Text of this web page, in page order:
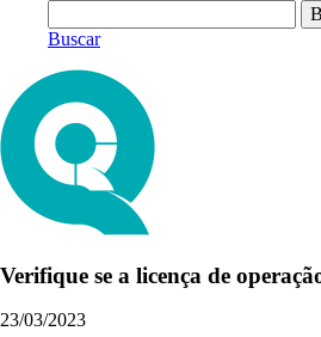
Buscar
Verifique se a licença de
23/03/2023